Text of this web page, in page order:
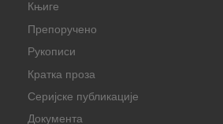
Књиге
Препоручено
Рукописи
Кратка проза
Серијске публикације
Документа